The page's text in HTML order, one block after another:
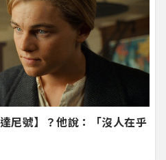
尼號】？他說：「沒人在乎